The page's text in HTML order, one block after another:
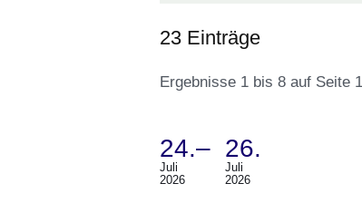
23 Einträge
Ergebnisse 1 bis 8 auf Seite 1
:23
Ergebnisse:Ergebnisse
24.
Juli
2026
– 26.
Juli
2026
(Termin: